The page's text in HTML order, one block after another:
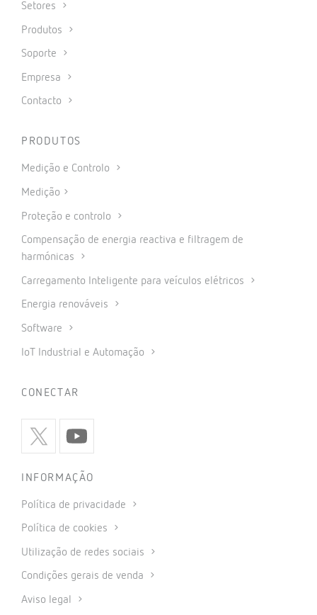
Setores
Produtos
Soporte
Empresa
Contacto
PRODUTOS
Medição e Controlo
Medição
Proteção e controlo
Compensação de energia reactiva e filtragem de
harmónicas
Carregamento Inteligente para veículos elétricos
Energia renováveis
Software
IoT Industrial e Automação
CONECTAR
INFORMAÇÃO
Política de privacidade
Política de cookies
Utilização de redes sociais
Condições gerais de venda
Aviso legal